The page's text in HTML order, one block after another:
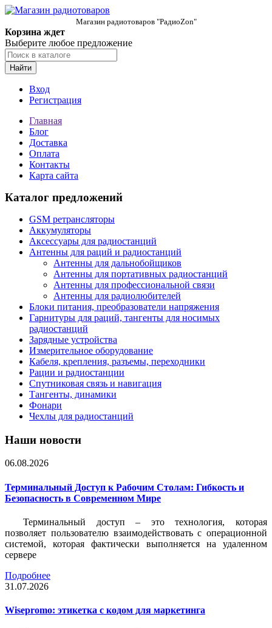
Магазин радиотоваров "РадиоZon"
Корзина ждет
Выберите любое предложение
Найти
Вход
Регистрация
Главная
Блог
Доставка
Оплата
Контакты
Карта сайта
Каталог предложений
GSM ретрансляторы
Аккумуляторы
Аксессуары для радиостанций
Антенны для раций и радиостанций
Антенны для дальнобойщиков
Антенны для портативных радиостанций
Антенны для профессиональной связи
Антенны для радиолюбителей
Блоки питания, преобразователи напряжения
Гарнитуры для раций, тангенты для носимых
радиостанций
Зарядные устройства
Измерительное оборудование
Кабеля, крепления, разъемы, переходники
Рации и радиостанции
Спутниковая связь и навигация
Тангенты, динамики
Фонари
Чехлы для радиостанций
Наши новости
06.08.2026
Терминальный Доступ к Рабочим Столам: Гибкость и
Безопасность в Современном Мире
Терминальный доступ – это технология, которая
позволяет пользователю взаимодействовать с операционной
системой, которая фактически выполняется на удаленном
сервере
Подробнее
31.07.2026
Wisepromo: этикетка c кодом для маркетинга